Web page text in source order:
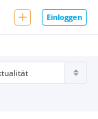
Einloggen